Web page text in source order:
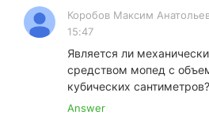
Коробов Максим
15:47
Является ли
средством мопед с
кубических сантиметров?
Answer